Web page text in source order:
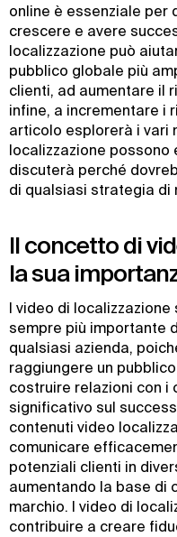
online è essenziale per
crescere e avere
localizzazione può
pubblico globale più
clienti, ad aumentare il
infine, a incrementare i
articolo esplorerà i vari
localizzazione possono
discuterà perché
di qualsiasi strategia di
Il concetto di
la sua
I video di
sempre più importante
qualsiasi azienda,
raggiungere un
costruire relazioni con i
significativo sul
contenuti video
comunicare
potenziali clienti in
aumentando la base di
marchio. I video di
contribuire a creare